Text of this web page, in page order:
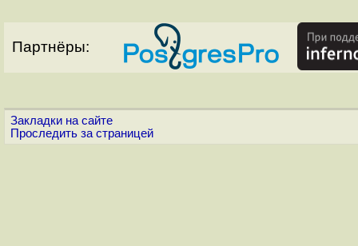
Партнёры:
Закладки на сайте
Проследить за страницей